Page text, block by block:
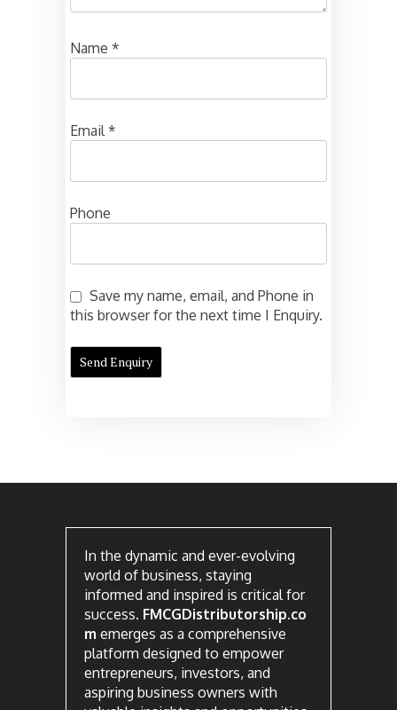
Name *
Email *
Phone
Save my name, email, and Phone in
this browser for the next time I Enquiry.
In the dynamic and ever-evolving
world of business, staying
informed and inspired is critical for
success. FMCGDistributorship.co
m emerges as a comprehensive
platform designed to empower
entrepreneurs, investors, and
aspiring business owners with